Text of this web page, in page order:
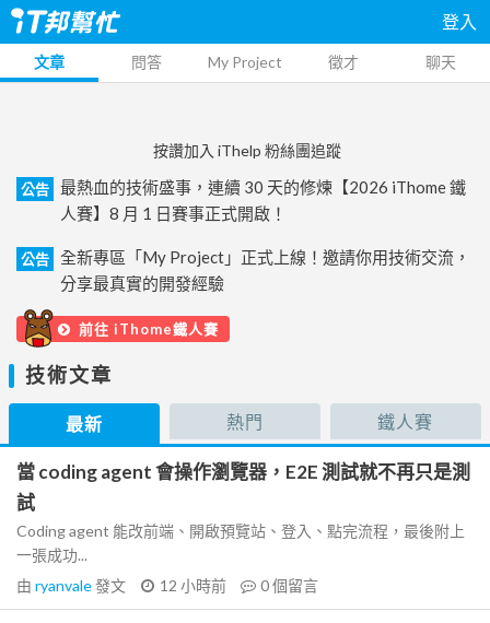
登入
文章 問答 My Project 徵才 聊天
按讚加入 iThelp 粉絲團追蹤
公告
最熱血的技術盛事，連續 30 天的修煉【2026 iThome 鐵
人賽】8 月 1 日賽事正式開啟！
公告
全新專區「My Project」正式上線！邀請你用技術交流，
分享最真實的開發經驗
前往 iThome鐵人賽
技術文章
最新 熱門 鐵人賽
當 coding agent 會操作瀏覽器，E2E 測試就不再只是測
試
Coding agent 能改前端、開啟預覽站、登入、點完流程，最後附上
一張成功...
由 ryanvale發文 12 小時前 0個留言